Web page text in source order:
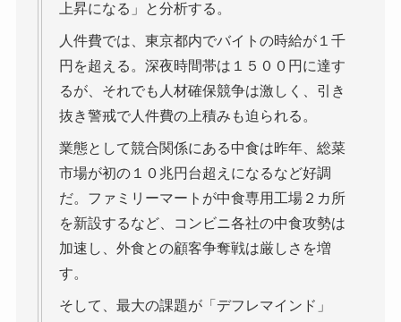
上昇になる」と分析する。
人件費では、東京都内でバイトの時給が１千
円を超える。深夜時間帯は１５００円に達す
るが、それでも人材確保競争は激しく、引き
抜き警戒で人件費の上積みも迫られる。
業態として競合関係にある中食は昨年、総菜
市場が初の１０兆円台超えになるなど好調
だ。ファミリーマートが中食専用工場２カ所
を新設するなど、コンビニ各社の中食攻勢は
加速し、外食との顧客争奪戦は厳しさを増
す。
そして、最大の課題が「デフレマインド」